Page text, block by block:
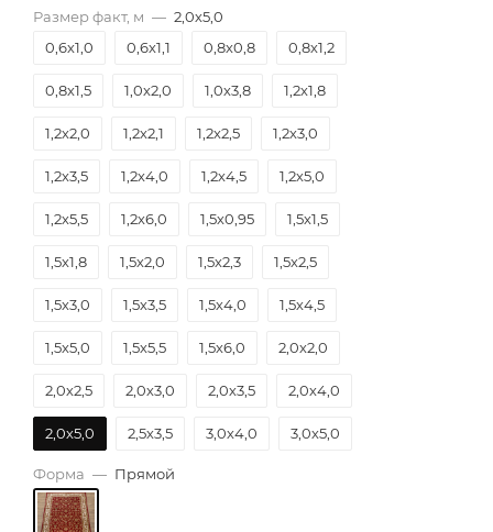
Размер факт, м — 2,0х5,0
0,6х1,0
0,6х1,1 0,8х0,8 0,8х1,2
0,8х1,5 1,0х2,0 1,0х3,8 1,2х1,8
1,2х2,0 1,2х2,1 1,2х2,5 1,2х3,0
1,2х3,5 1,2х4,0 1,2х4,5 1,2х5,0
1,2х5,5 1,2х6,0 1,5х0,95 1,5х1,5
1,5х1,8 1,5х2,0 1,5х2,3 1,5х2,5
1,5х3,0 1,5х3,5 1,5х4,0 1,5х4,5
1,5х5,0 1,5х5,5 1,5х6,0 2,0х2,0
2,0х2,5 2,0х3,0 2,0х3,5 2,0х4,0
2,0х5,0 2,5х3,5 3,0х4,0 3,0х5,0
Форма — Прямой